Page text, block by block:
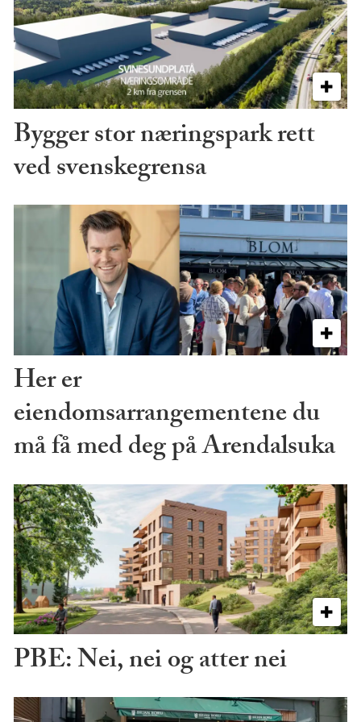
Bygger stor næringspark rett
ved svenskegrensa
Her er
eiendomsarrangementene du
må få med deg på Arendalsuka
PBE: Nei, nei og atter nei